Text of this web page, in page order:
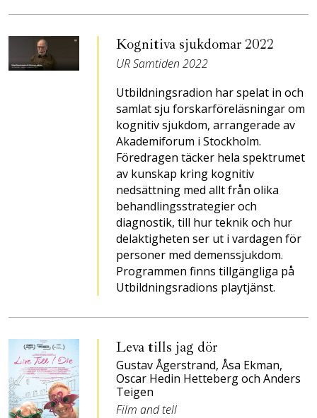
Kognitiva sjukdomar 2022
UR Samtiden 2022
Utbildningsradion har spelat in och
samlat sju forskarföreläsningar om
kognitiv sjukdom, arrangerade av
Akademiforum i Stockholm.
Föredragen täcker hela spektrumet
av kunskap kring kognitiv
nedsättning med allt från olika
behandlingsstrategier och
diagnostik, till hur teknik och hur
delaktigheten ser ut i vardagen för
personer med demenssjukdom.
Programmen finns tillgängliga på
Utbildningsradions playtjänst.
Leva tills jag dör
Gustav Ågerstrand, Åsa Ekman,
Oscar Hedin Hetteberg och Anders
Teigen
Film and tell